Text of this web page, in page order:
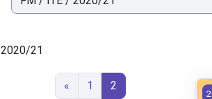
Kategorie kurzů
2020/21
« Předchozí stránka
1 Stránka 1
2